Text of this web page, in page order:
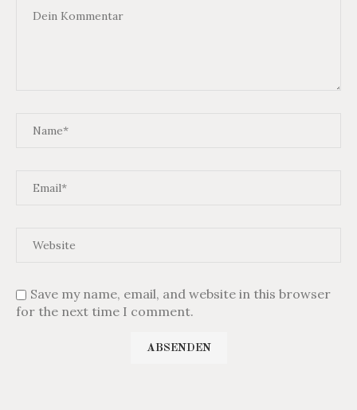
Save my name, email, and website in this browser
for the next time I comment.